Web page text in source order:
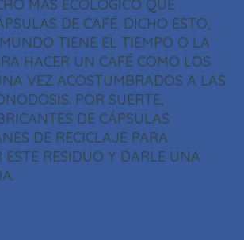
MÁS ECOLÓGICO QUE
DE CAFÉ. DICHO ESTO,
TIENE EL TIEMPO O LA
HACER UN CAFÉ COMO LOS
VEZ ACOSTUMBRADOS A LAS
POR SUERTE,
DE CÁPSULAS
DE RECICLAJE PARA
ESTE RESIDUO Y DARLE UNA